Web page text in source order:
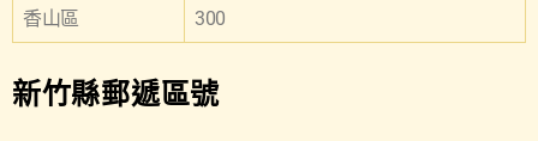
香山區 300
新竹縣郵遞區號